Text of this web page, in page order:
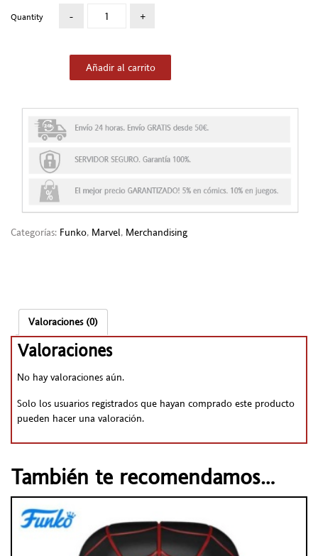
Quantity
Añadir al carrito
Categorías: Funko, Marvel, Merchandising
Valoraciones (0)
Valoraciones
No hay valoraciones aún.
Solo los usuarios registrados que hayan comprado este producto
pueden hacer una valoración.
También te recomendamos…